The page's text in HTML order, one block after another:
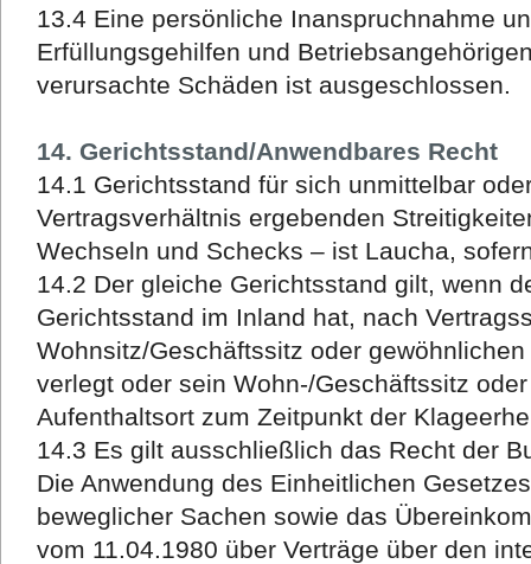
13.4 Eine persönliche Inanspruchnahme
Erfüllungsgehilfen und
verursachte Schäden ist ausgeschlossen.
14. Gerichtsstand/Anwendbares Recht
14.1 Gerichtsstand für sich unmittelbar
Vertragsverhältnis ergebenden
Wechseln und Schecks – ist Laucha,
14.2 Der gleiche Gerichtsstand gilt, wenn
Gerichtsstand im Inland hat, nach
Wohnsitz/Geschäftssitz oder
verlegt oder sein Wohn-/Geschäftssitz
Aufenthaltsort zum Zeitpunkt der
14.3 Es gilt ausschließlich das Recht der
Die Anwendung des Einheitlichen
beweglicher Sachen sowie das
vom 11.04.1980 über Verträge über den